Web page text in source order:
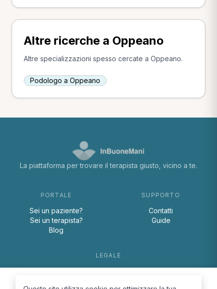
Altre ricerche a Oppeano
Altre specializzazioni spesso cercate a Oppeano.
Podologo a Oppeano
La piattaforma per trovare il terapista giusto, vicino a te.
PORTALE
Sei un paziente?
Sei un terapista?
Blog
SUPPORTO
Contatti
Guide
LEGALE